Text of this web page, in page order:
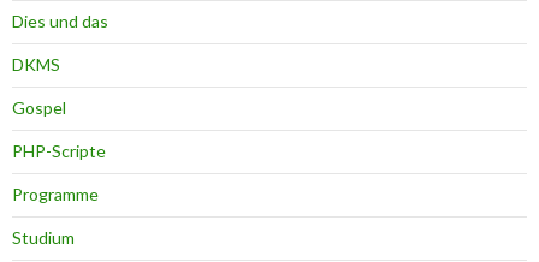
Dies und das
DKMS
Gospel
PHP-Scripte
Programme
Studium